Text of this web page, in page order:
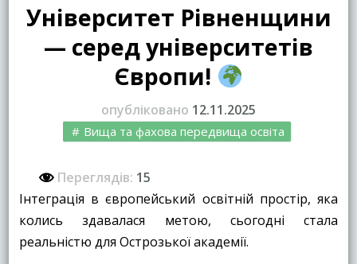
Університет Рівненщини
— серед університетів
Європи!
опубліковано 12.11.2025
Вища та фахова передвища освіта
Переглядів: 15
Інтеграція в європейський освітній простір, яка
колись здавалася метою, сьогодні стала
реальністю для Острозької академії.